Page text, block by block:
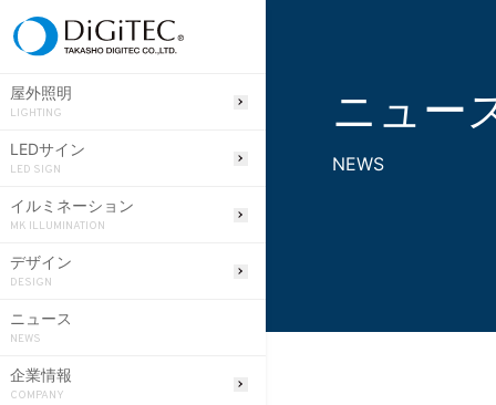
屋外照明
LIGHTING
LEDサイン
LED SIGN
イルミネーション
MK ILLUMINATION
デザイン
DESIGN
ニュース
NEWS
企業情報
COMPANY
ニュー
NEWS